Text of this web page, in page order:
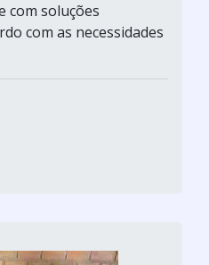
com soluções
com as necessidades